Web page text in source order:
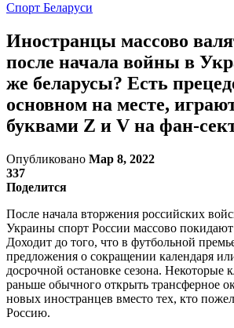
Спорт Беларуси
Иностранцы массово
после начала войны в
же беларусы? Есть
основном на месте,
буквами Z и V на фан-
Опубликовано Мар 8, 2022
337
Поделится
После начала вторжения российских
Украины спорт России массово
Доходит до того, что в футбольной
предложения о сокращении календаря
досрочной остановке сезона. Некоторые
раньше обычного открыть трансферное
новых иностранцев вместо тех, кто
Россию.